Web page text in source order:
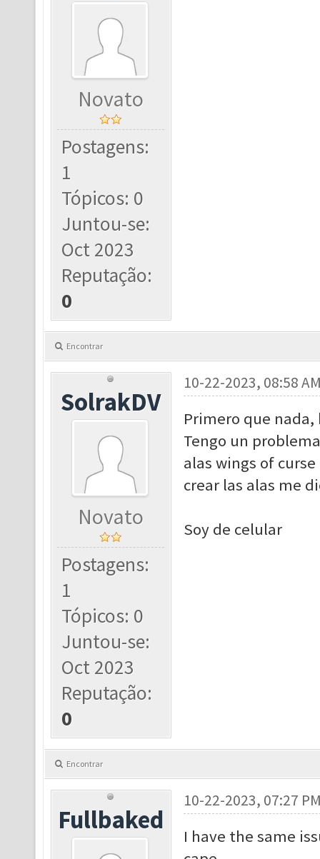
Novato
Postagens:
1
Tópicos: 0
Juntou-se:
Oct 2023
Reputação:
0
Encontrar
SolrakDV
Novato
Postagens:
1
Tópicos: 0
Juntou-se:
Oct 2023
Reputação:
0
10-22-2023, 08:58
Primero que nada,
Tengo un
alas wings of
crear las alas me
Soy de celular
Encontrar
Fullbaked
10-22-2023, 07:27
I have the same